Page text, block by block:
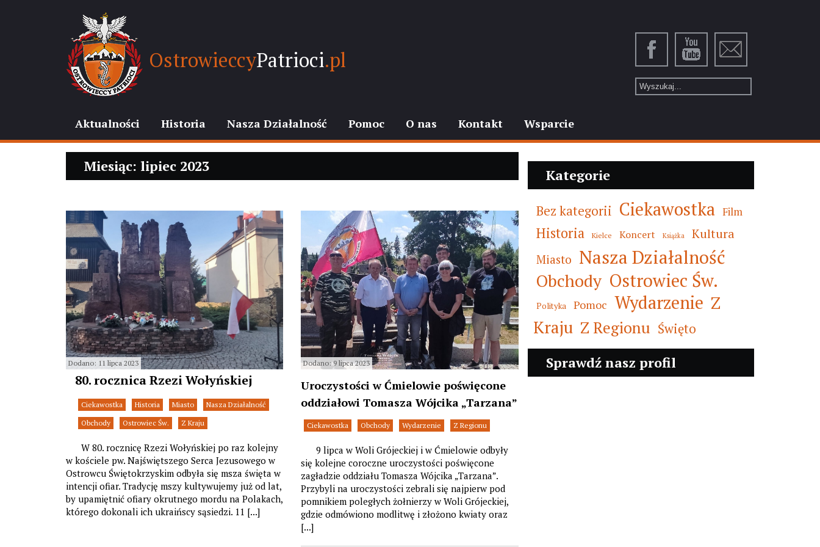
OstrowieccyPatrioci.pl
Aktualności Historia Nasza Działalność Pomoc O nas Kontakt Wsparcie
Miesiąc: lipiec 2023
Dodano: 11 lipca 2023
80. rocznica Rzezi Wołyńskiej
Ciekawostka Historia Miasto
Nasza Działalność
Obchody
Ostrowiec Św. Z Kraju
W 80. rocznicę Rzezi Wołyńskiej po raz kolejny
w kościele pw. Najświętszego Serca Jezusowego w
Ostrowcu Świętokrzyskim odbyła się msza święta w
intencji ofiar. Tradycję mszy kultywujemy już od lat,
by upamiętnić ofiary okrutnego mordu na Polakach,
którego dokonali ich ukraińscy sąsiedzi. 11 [...]
Dodano: 9 lipca 2023
Uroczystości w Ćmielowie poświęcone
oddziałowi Tomasza Wójcika „Tarzana”
Ciekawostka Obchody Wydarzenie Z Regionu
9 lipca w Woli Grójeckiej i w Ćmielowie odbyły
się kolejne coroczne uroczystości poświęcone
zagładzie oddziału Tomasza Wójcika „Tarzana”.
Przybyli na uroczystości zebrali się najpierw pod
pomnikiem poległych żołnierzy w Woli Grójeckiej,
gdzie odmówiono modlitwę i złożono kwiaty oraz
[...]
Kategorie
Bez kategorii Ciekawostka Film
Historia Kielce Koncert Książka Kultura
Miasto Nasza Działalność
Obchody Ostrowiec Św.
Polityka Pomoc Wydarzenie Z
Kraju Z Regionu Święto
Sprawdź nasz profil